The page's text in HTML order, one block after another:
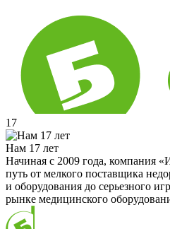
17
Нам 17 лет
Начиная с 2009 года, компания
путь от мелкого поставщика
и оборудования до серьезного
рынке медицинского